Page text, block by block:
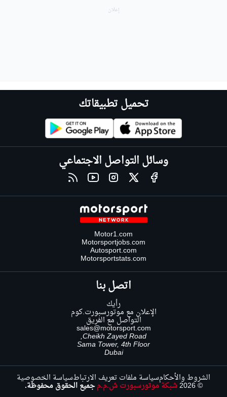
تحميل تطبيقاتك
وسائل التواصل الاجتماعي
Motor1.com
Motorsportjobs.com
Autosport.com
Motorsportstats.com
اتصل بنا
رأيك
الإعلان مع موتورسبورت.كوم
التواصل مع الفريق
sales@motorsport.com
Cheikh Zayed Road,
Sama Tower, 4th Floor
Dubai
© 2026 شبكة موتورسبورت ش.م.م جميع الحقوق محفوظة.
الشروط والأحكامسياسة ملفات تعريف الارتباطسياسة الخصوصية